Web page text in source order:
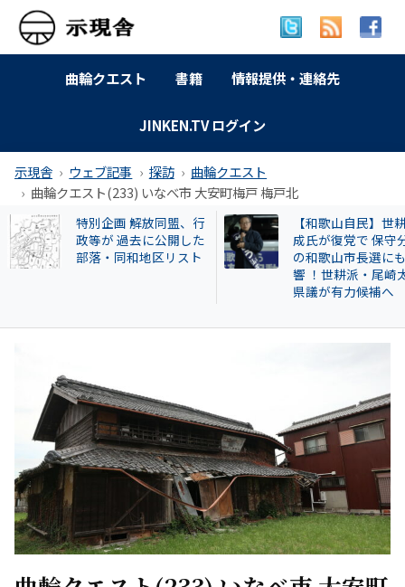
曲輪クエスト 書籍 情報提供・連絡先
JINKEN.TV ログイン
示現舎 ウェブ記事 探訪
曲輪クエスト
曲輪クエスト(233) いなべ市 大安町梅戸 梅戸北
【和歌山自民】世耕弘
成氏が復党で 保守分裂
の和歌山市長選にも影
曲輪クエスト(462)
本町広瀬